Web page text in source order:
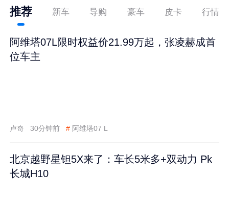
推荐 新车 导购 豪车 皮卡 行情
阿维塔07L限时权益价21.99万起，张凌赫成首
位车主
卢奇 30分钟前 # 阿维塔07 L
北京越野星钽5X来了：车长5米多+双动力 Pk
长城H10